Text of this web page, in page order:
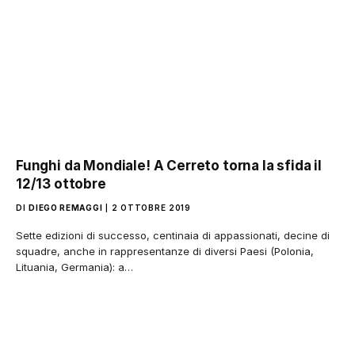
Funghi da Mondiale! A Cerreto torna la sfida il
12/13 ottobre
DI DIEGO REMAGGI 2 OTTOBRE 2019
Sette edizioni di successo, centinaia di appassionati, decine di
squadre, anche in rappresentanze di diversi Paesi (Polonia,
Lituania, Germania): a…